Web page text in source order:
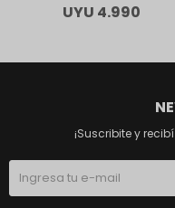
UYU 4.990
¡Suscribite y